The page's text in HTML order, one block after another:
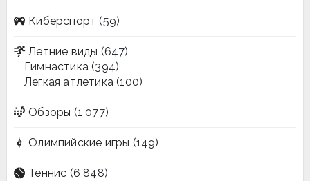
Киберспорт (59)
Летние виды (647)
Гимнастика (394)
Легкая атлетика (100)
Обзоры (1 077)
Олимпийские игры (149)
Теннис (6 848)